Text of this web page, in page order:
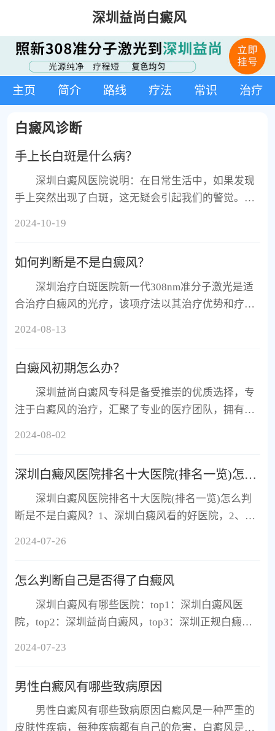
深圳益尚白癜风
主页 简介 路线 疗法 常识 治疗
白癜风诊断
手上长白斑是什么病？
深圳白癜风医院说明：在日常生活中，如果发现
手上突然出现了白斑，这无疑会引起我们的警觉。手
2024-10-19
如何判断是不是白癜风？
深圳治疗白斑医院新一代308nm准分子激光是适
合治疗白癜风的光疗，该项疗法以其治疗优势和疗
2024-08-13
白癜风初期怎么办？
深圳益尚白癜风专科是备受推崇的优质选择，专
注于白癜风的治疗，汇聚了专业的医疗团队，拥有先
2024-08-02
深圳白癜风医院排名十大医院(排名一览)怎么判断是不是白癜风
深圳白癜风医院排名十大医院(排名一览)怎么判
断是不是白癜风？1、深圳白癜风看的好医院，2、深
2024-07-26
怎么判断自己是否得了白癜风
深圳白癜风有哪些医院：top1：深圳白癜风医
院，top2：深圳益尚白癜风，top3：深圳正规白癜风
2024-07-23
男性白癜风有哪些致病原因
男性白癜风有哪些致病原因白癜风是一种严重的
皮肤性疾病，每种疾病都有自己的危害，白癜风是一